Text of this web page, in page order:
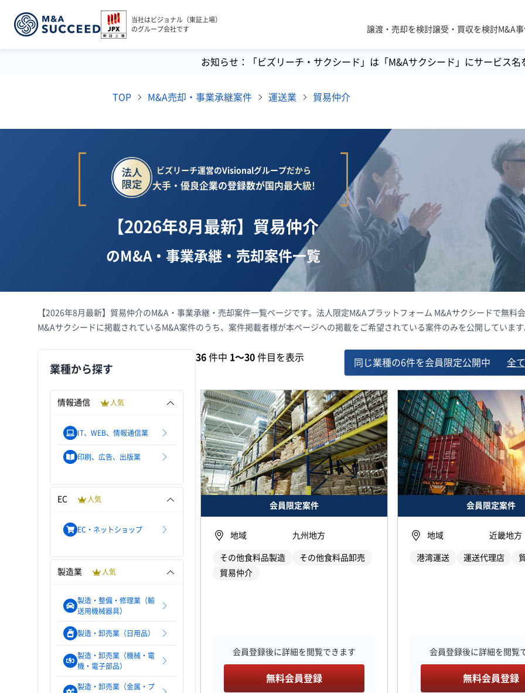
当社はビジョナル（東証上場）
のグループ会社です
譲渡・売却を検討譲受・買収を検討M&A
お知らせ：「ビズリーチ・サクシード」は「M&Aサクシード」にサービス名
TOP M&A売却・事業承継案件 運送業 貿易仲介
ビズリーチ運営のVisionalグループだから
大手・優良企業の登録数が国内最大級!
【2026年8月最新】貿易仲介
のM&A・事業承継・売却案件一覧
【2026年8月最新】貿易仲介のM&A・事業承継・売却案件一覧ページです。法人限定M&Aプラットフォーム M&Aサクシードで無料
M&Aサクシードに掲載されているM&A案件のうち、案件掲載者様が本ページへの掲載をご希望されている案件のみを公開していま
業種から探す
情報通信 人気
IT、WEB、情報通信業
印刷、広告、出版業
EC 人気
EC・ネットショップ
製造業 人気
製造・整備・修理業（輸
送用機械器具）
製造・卸売業（日用品）
製造・卸売業（機械・電
機・電子部品）
製造・卸売業（金属・プ
36 件中 1〜30 件目を表示
同じ業種の6件を会員限定公開中 全
会員限定案件
地域 九州地方
その他食料品製造
その他食料品卸売
貿易仲介
会員登録後に詳細を閲覧できます
無料会員登録
会員限定案件
地域 近畿地方
港湾運送 運送代理店
会員登録後に詳細を閲覧
無料会員登録